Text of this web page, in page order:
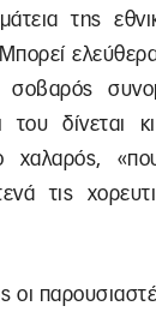
της
σοβαρός
του δίνεται
χαλαρός,
τις
οι